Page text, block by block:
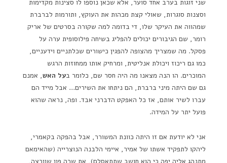
שני זוגות בערב אחד סוער, אלא שכאן נוספו לו סצינות מקדימות
וסצנות סוגרות, שאולי קצת מכהות את העוקץ, ותורמות לברברת
שמהווה את העיקר שלו, די בדומה למה שקורה בסרטים של אריק
רומר, שם הגיבורים יכולים להפליג בשיחה פילוסופית ערה על
פסקל. מה שמצריך מהצופה להפגין כישורים שכלתניים וידעניים,
כמו גם ריכוז ויכולת אנליטית, ומרחיק אותו ממחוזות הרגש
המוכרים. הו הנה מצאנו מה היה חסר שם, כלומר בעל האש, אמנם
גם שם היתה מיני ברברת, הם ניתחו את השירים… אבל מייד הם
עברו לשיר אותם, אז כל האפקט הדברני אבד. ופה, נראה שהוא
פועל יתר על המידה.
אני לא יודעת אם זו היתה כוונת המשורר, אבל בהפקה בקאמרי,
ליהקו לתפקיד אשתו של אמיר, איימי הלבנה הנוצרייה (שהאימאם